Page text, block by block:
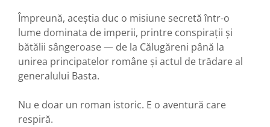
Împreună, aceștia duc o misiune secretă într-o
lume dominata de imperii, printre conspirații și
bătălii sângeroase — de la Călugăreni până la
unirea principatelor române și actul de trădare al
generalului Basta.
Nu e doar un roman istoric. E o aventură care
respiră.